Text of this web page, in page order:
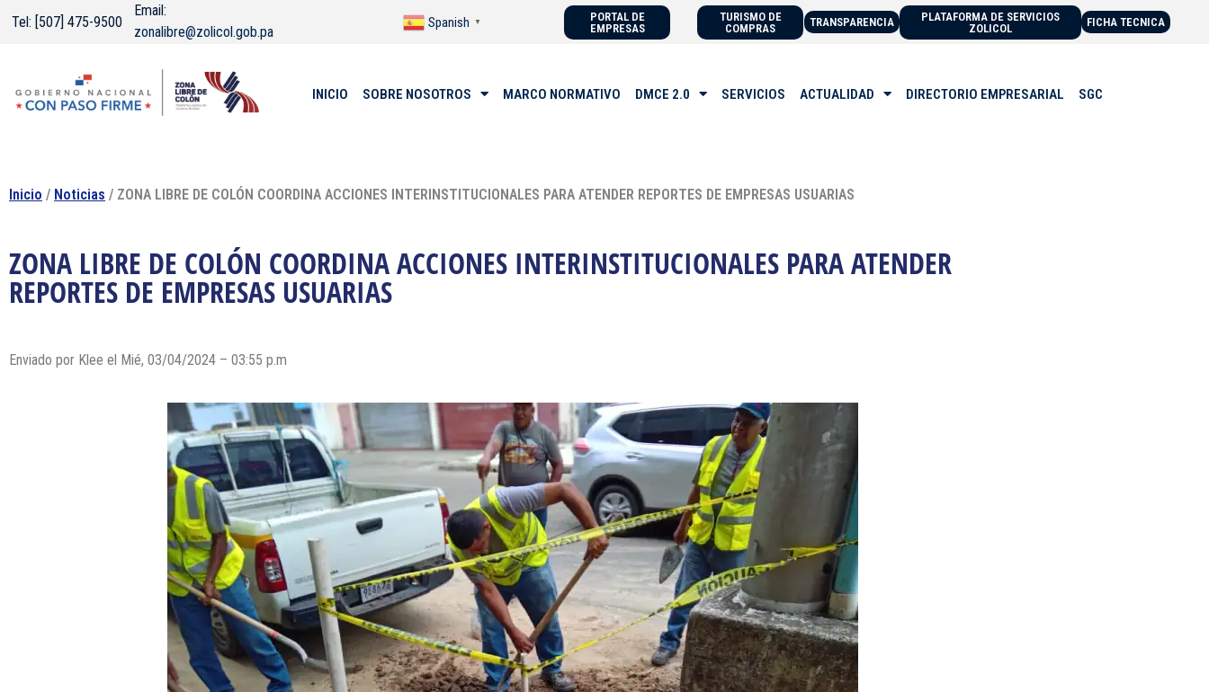
Tel: [507] 475-9500
Email:
zonalibre@zolicol.gob.pa
Spanish ▼
PORTAL DE
EMPRESAS
TURISMO DE
COMPRAS
TRANSPARENCIA
PLATAFORMA DE SERVICIOS
ZOLICOL
FICHA TECNICA
INICIO SOBRE NOSOTROS MARCO NORMATIVO DMCE 2.0 SERVICIOS ACTUALIDAD DIRECTORIO EMPRESARIAL SGC
Inicio / Noticias / ZONA LIBRE DE COLÓN COORDINA ACCIONES INTERINSTITUCIONALES PARA ATENDER REPORTES DE EMPRESAS USUARIAS
ZONA LIBRE DE COLÓN COORDINA ACCIONES INTERINSTITUCIONALES PARA ATENDER
REPORTES DE EMPRESAS USUARIAS
Enviado por Klee el Mié, 03/04/2024 – 03:55 p.m